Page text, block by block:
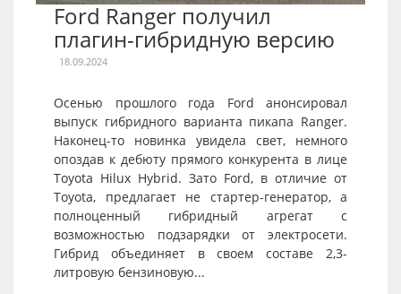
Ford Ranger получил
плагин-гибридную версию
18.09.2024
Осенью прошлого года Ford анонсировал
выпуск гибридного варианта пикапа Ranger.
Наконец-то новинка увидела свет, немного
опоздав к дебюту прямого конкурента в лице
Toyota Hilux Hybrid. Зато Ford, в отличие от
Toyota, предлагает не стартер-генератор, а
полноценный гибридный агрегат с
возможностью подзарядки от электросети.
Гибрид объединяет в своем составе 2,3-
литровую бензиновую...